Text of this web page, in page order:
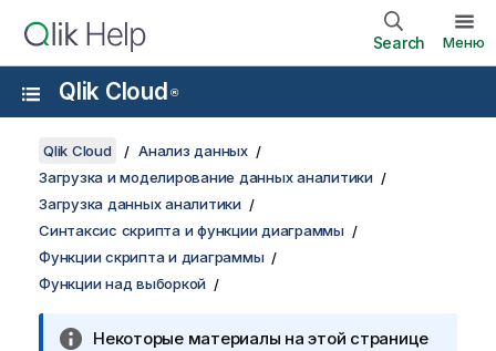
Search Меню
Qlik Cloud ®
Qlik Cloud
Анализ данных
Загрузка и моделирование данных аналитики
Загрузка данных аналитики
Синтаксис скрипта и функции диаграммы
Функции скрипта и диаграммы
Функции над выборкой
Некоторые материалы на этой странице